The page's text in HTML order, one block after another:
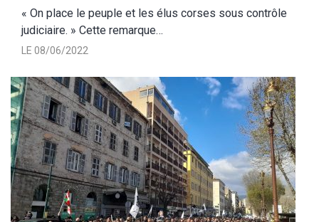
« On place le peuple et les élus corses sous contrôle
judiciaire. » Cette remarque…
LE 08/06/2022